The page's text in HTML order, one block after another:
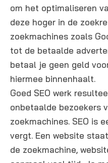
om het optimaliseren
deze hoger in de
zoekmachines zoals
tot de betaalde
betaal je geen geld
hiermee binnenhaalt.
Goed SEO werk
onbetaalde bezoekers
zoekmachines. SEO is
vergt. Een website
de zoekmachine,